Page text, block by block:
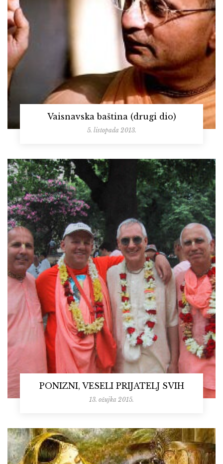
Vaisnavska baština (drugi dio)
5. listopada 2013.
PONIZNI, VESELI PRIJATELJ SVIH
13. ožujka 2015.